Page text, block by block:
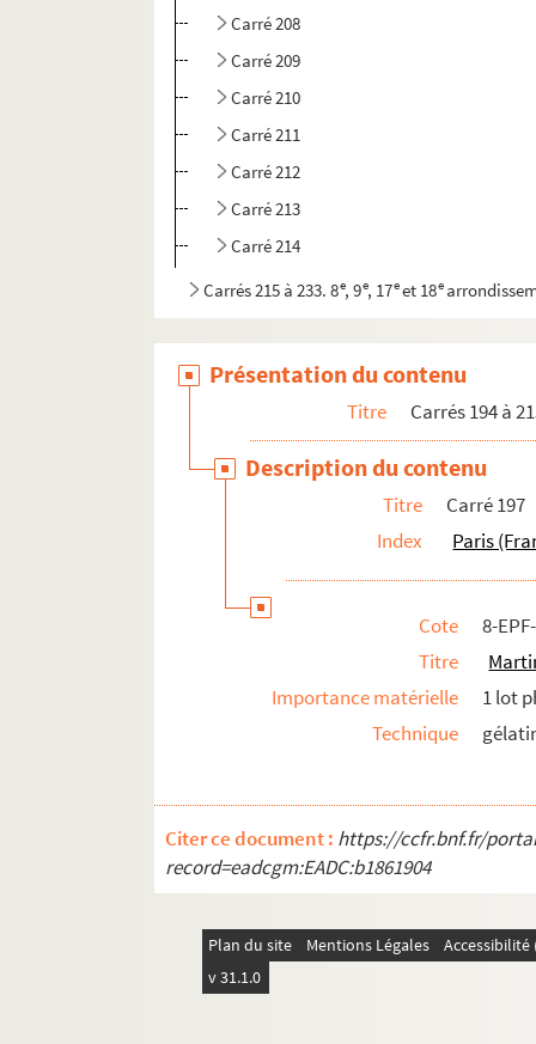
Carré 208
Carré 209
Carré 210
Carré 211
Carré 212
Carré 213
Carré 214
Carrés 215 à 233. 8e, 9e, 17eet 18e
Carrés 254 à 273. 10
et 18
arrondissements
Carrés 274 à 293. 10 , 18 et 19
Carrés 294 à 313. 19 arrondissement
Carrés 314 à 333. 19earrondissement
arrondissement
Présentation du contenu
Titre Carrés 194 à
Description du contenu
Titre
Carré 197
Index
Paris
Cote
8-
Titre
Importance matérielle
1 lot
Technique
Citer ce document : https://ccfr.bnf.fr/
record=eadcgm:EADC:b1861904
Plan du site Mentions Légales
v 31.1.0